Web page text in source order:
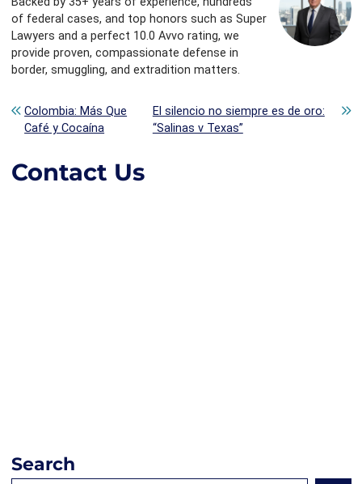
of federal cases, and top honors such as Super
Lawyers and a perfect 10.0 Avvo rating, we
provide proven, compassionate defense in
border, smuggling, and extradition matters.
Post navigation
Colombia: Más Que
Café y Cocaína
El silencio no siempre es de oro:
“Salinas v Texas”
Search
Contact Us